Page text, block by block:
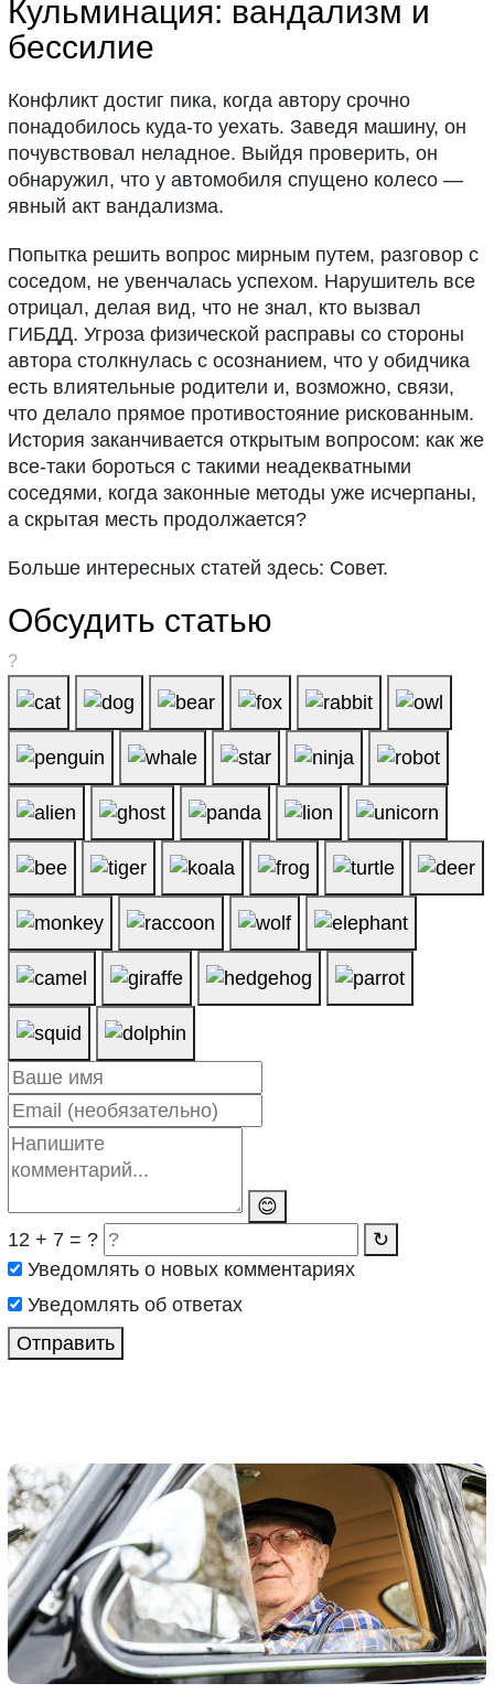
Кульминация: вандализм и
бессилие
Конфликт достиг пика, когда автору срочно
понадобилось куда-то уехать. Заведя машину, он
почувствовал неладное. Выйдя проверить, он
обнаружил, что у автомобиля спущено колесо —
явный акт вандализма.
Попытка решить вопрос мирным путем, разговор с
соседом, не увенчалась успехом. Нарушитель все
отрицал, делая вид, что не знал, кто вызвал
ГИБДД. Угроза физической расправы со стороны
автора столкнулась с осознанием, что у обидчика
есть влиятельные родители и, возможно, связи,
что делало прямое противостояние рискованным.
История заканчивается открытым вопросом: как же
все-таки бороться с такими неадекватными
соседями, когда законные методы уже исчерпаны,
а скрытая месть продолжается?
Больше интересных статей здесь: Совет.
Обсудить статью
?
😊
12 + 7 = ?
↻
Уведомлять о новых комментариях
Уведомлять об ответах
Отправить